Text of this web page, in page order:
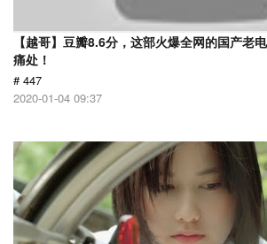
【越哥】豆瓣8.6分，这部火爆全网的国产老
痛处！
# 447
2020-01-04 09:37